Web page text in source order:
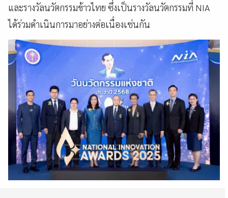
และรางวัลนวัตกรรมข้าวไทย ซึ่งเป็นรางวัลนวัตกรรมที่ NIA
ได้ร่วมดำเนินการมาอย่างต่อเนื่องเช่นกัน